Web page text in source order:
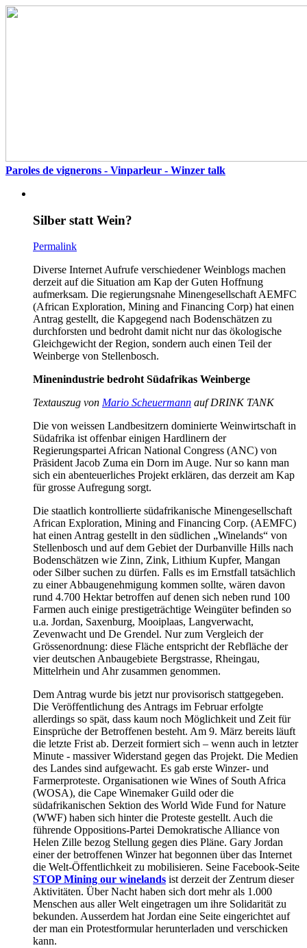
Paroles de vignerons - Vinparleur - Winzer talk
Silber statt Wein?
Permalink
Diverse Internet Aufrufe verschiedener Weinblogs machen
derzeit auf die Situation am Kap der Guten Hoffnung
aufmerksam. Die regierungsnahe Minengesellschaft AEMFC
(African Exploration, Mining and Financing Corp) hat einen
Antrag gestellt, die Kapgegend nach Bodenschätzen zu
durchforsten und bedroht damit nicht nur das ökologische
Gleichgewicht der Region, sondern auch einen Teil der
Weinberge von Stellenbosch.
Minenindustrie bedroht Südafrikas Weinberge
Textauszug von Mario Scheuermann auf DRINK TANK
Die von weissen Landbesitzern dominierte Weinwirtschaft in
Südafrika ist offenbar einigen Hardlinern der
Regierungspartei African National Congress (ANC) von
Präsident Jacob Zuma ein Dorn im Auge. Nur so kann man
sich ein abenteuerliches Projekt erklären, das derzeit am Kap
für grosse Aufregung sorgt.
Die staatlich kontrollierte südafrikanische Minengesellschaft
African Exploration, Mining and Financing Corp. (AEMFC)
hat einen Antrag gestellt in den südlichen „Winelands“ von
Stellenbosch und auf dem Gebiet der Durbanville Hills nach
Bodenschätzen wie Zinn, Zink, Lithium Kupfer, Mangan
oder Silber suchen zu dürfen. Falls es im Ernstfall tatsächlich
zu einer Abbaugenehmigung kommen sollte, wären davon
rund 4.700 Hektar betroffen auf denen sich neben rund 100
Farmen auch einige prestigeträchtige Weingüter befinden so
u.a. Jordan, Saxenburg, Mooiplaas, Langverwacht,
Zevenwacht und De Grendel. Nur zum Vergleich der
Grössenordnung: diese Fläche entspricht der Rebfläche der
vier deutschen Anbaugebiete Bergstrasse, Rheingau,
Mittelrhein und Ahr zusammen genommen.
Dem Antrag wurde bis jetzt nur provisorisch stattgegeben.
Die Veröffentlichung des Antrags im Februar erfolgte
allerdings so spät, dass kaum noch Möglichkeit und Zeit für
Einsprüche der Betroffenen besteht. Am 9. März bereits läuft
die letzte Frist ab. Derzeit formiert sich – wenn auch in letzter
Minute - massiver Widerstand gegen das Projekt. Die Medien
des Landes sind aufgewacht. Es gab erste Winzer- und
Farmerproteste. Organisationen wie Wines of South Africa
(WOSA), die Cape Winemaker Guild oder die
südafrikanischen Sektion des World Wide Fund for Nature
(WWF) haben sich hinter die Proteste gestellt. Auch die
führende Oppositions-Partei Demokratische Alliance von
Helen Zille bezog Stellung gegen dies Pläne. Gary Jordan
einer der betroffenen Winzer hat begonnen über das Internet
die Welt-Öffentlichkeit zu mobilisieren. Seine Facebook-Seite
STOP Mining our winelands ist derzeit der Zentrum dieser
Aktivitäten. Über Nacht haben sich dort mehr als 1.000
Menschen aus aller Welt eingetragen um ihre Solidarität zu
bekunden. Ausserdem hat Jordan eine Seite eingerichtet auf
der man ein Protestformular herunterladen und verschicken
kann.